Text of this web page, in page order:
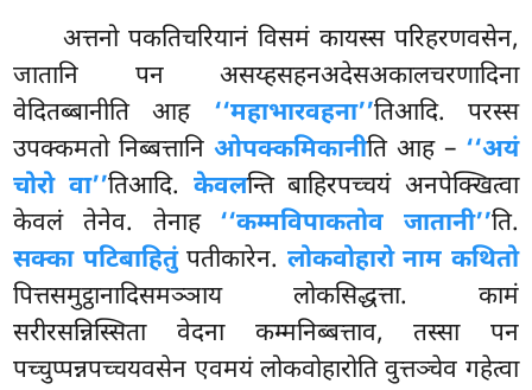
अत्तनो पकतिचरियानं विसमं कायस्स परिहरणवसेन,
जातानि पन असय्हसहनअदेसअकालचरणादिना
वेदितब्बानीति आह ‘‘महाभारवहना’’तिआदि. परस्स
उपक्कमतो निब्बत्तानिओपक्कमिकानीति आह – ‘‘अयं
चोरो वा’’तिआदि. केवलन्ति बाहिरपच्चयं अनपेक्खित्वा
केवलं तेनेव. तेनाह ‘‘कम्मविपाकतोव जातानी’’ति.
सक्का पटिबाहितुंपतीकारेन. लोकवोहारो नाम कथितो
पित्तसमुट्ठानादिसमञ्ञाय लोकसिद्धत्ता. कामं
सरीरसन्निस्सिता वेदना कम्मनिब्बत्ताव, तस्सा पन
पच्चुप्पन्नपच्चयवसेन एवमयं लोकवोहारोति वुत्तञ्चेव गहेत्वा